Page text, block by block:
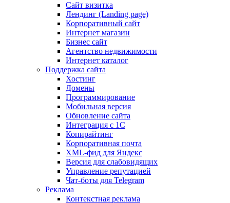
Сайт визитка
Лендинг (Landing page)
Корпоративный сайт
Интернет магазин
Бизнес сайт
Агентство недвижимости
Интернет каталог
Поддержка сайта
Хостинг
Домены
Программирование
Мобильная версия
Обновление сайта
Интеграция с 1С
Копирайтинг
Корпоративная почта
XML-фид для Яндекс
Версия для слабовидящих
Управление репутацией
Чат-боты для Telegram
Реклама
Контекстная реклама